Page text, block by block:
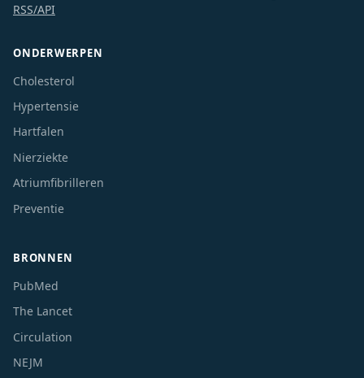
RSS/API
ONDERWERPEN
Cholesterol
Hypertensie
Hartfalen
Nierziekte
Atriumfibrilleren
Preventie
BRONNEN
PubMed
The Lancet
Circulation
NEJM